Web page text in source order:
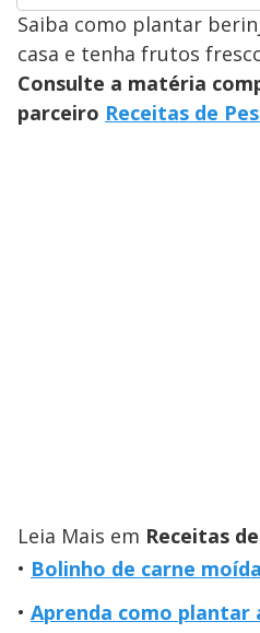
Saiba como plantar
casa e tenha frutos
Consulte a matéria
parceiro Receitas de
Leia Mais em Receitas
Bolinho de carne
Aprenda como plantar